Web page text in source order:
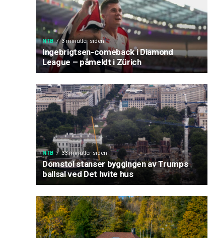
NTB 3 minutter siden
Ingebrigtsen-comeback i Diamond
League – påmeldt i Zürich
NTB 33 minutter siden
Domstol stanser byggingen av Trumps
ballsal ved Det hvite hus